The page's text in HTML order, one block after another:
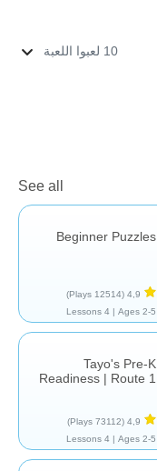
10 لعبوا اللعبة
See all
Beginner Puzzles
4,9
(12514 Plays)
Ages 2-5 |
4 Lessons
Tayo's Pre-K
Readiness | Route 1
4,9
(73112 Plays)
Ages 2-5 |
4 Lessons